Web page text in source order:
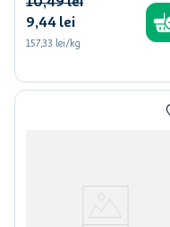
9,44 lei
157,33 lei/kg